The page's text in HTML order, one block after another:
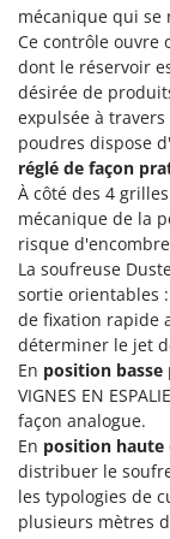
Perches
Pétrins à
Piscines
Planteuses
Plateaux
Plumeuses
Pompes
Pompes de
Pompes
Postes à
Poussoirs à
Presses à
Pressoirs à
Pressoirs à
Francini
G
G3 Ferrari
Gardena
Garofalo
GeoTech
GeoTech
Gierre
Ginko -
Gipeco
Girmi
GRAEF
Gre
GreenBay
Greenworks
mécanique qui se
Ce contrôle ouvre
dont le réservoir
désirée de
expulsée à
poudres dispose
réglé de façon
À côté des 4
mécanique de la
risque
La soufreuse
sortie orientables
de fixation rapide
déterminer le jet
En position basse
VIGNES EN
façon analogue.
En position haute
distribuer le
les typologies de
plusieurs mètres